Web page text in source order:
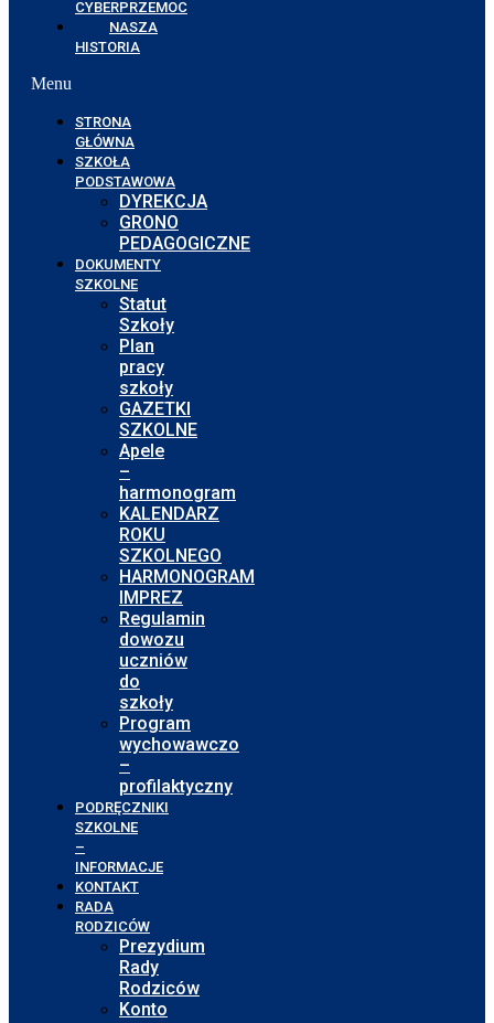
CYBERPRZEMOC
NASZA
HISTORIA
Menu
STRONA
GŁÓWNA
SZKOŁA
PODSTAWOWA
DYREKCJA
GRONO
PEDAGOGICZNE
DOKUMENTY
SZKOLNE
Statut
Szkoły
Plan
pracy
szkoły
GAZETKI
SZKOLNE
Apele
–
harmonogram
KALENDARZ
ROKU
SZKOLNEGO
HARMONOGRAM
IMPREZ
Regulamin
dowozu
uczniów
do
szkoły
Program
wychowawczo
–
profilaktyczny
PODRĘCZNIKI
SZKOLNE
–
INFORMACJE
KONTAKT
RADA
RODZICÓW
Prezydium
Rady
Rodziców
Konto